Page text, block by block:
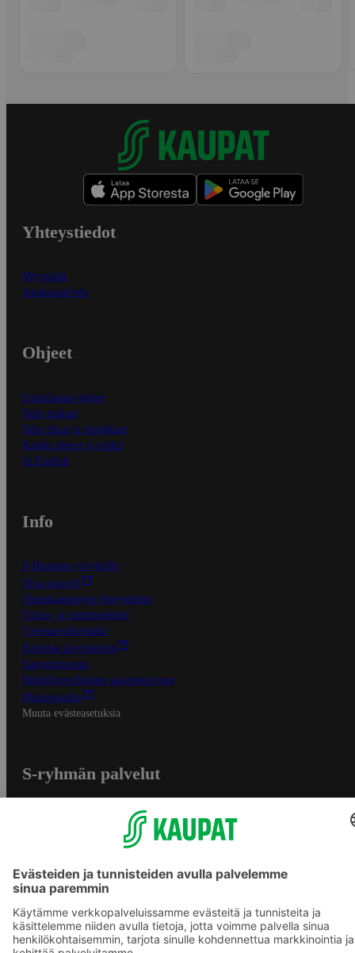
Yhteystiedot
Myymälät
Asiakaspalvelu
Ohjeet
Ensitilaajan ohjeet
Näin maksat
Näin tilaat ja muokkaat
Kaikki ohjeet ja vinkit
In English
Info
S-Business yrityksille
Oiva-raportit
Osuuskauppojen yhteystiedot
Tilaus- ja toimitusehdot
Tietosuojakäytäntö
Palvelun käyttöehdot
Saavutettavuus
Mobiilisovelluksen saavutettavuus
Mainostajalle
Muuta evästeasetuksia
S-ryhmän palvelut
S-ostoslista -sovellus
Prisma.fi
Sokos.fi
S-Pankki
Yhteishyvä